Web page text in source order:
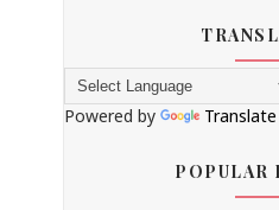
Powered by Translate
POPULAR